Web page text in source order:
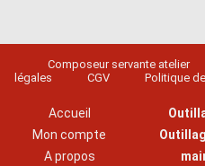
Composeur servante atelier
légales
CGV Politique
Accueil
Mon compte
A propos